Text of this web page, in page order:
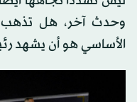
وحدث آخر، هل تذهب
الأساسي هو أن يشهد